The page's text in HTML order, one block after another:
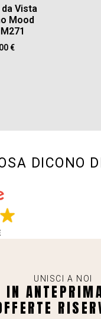
Vista
Mood
€
DICONO
UNISCI A NOI
IN